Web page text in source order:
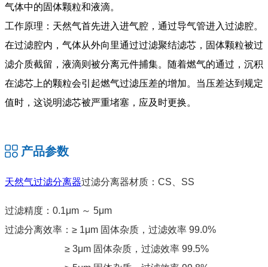
气体中的固体颗粒和液滴。
工作原理：天然气首先进入进气腔，通过导气管进入过滤腔。
在过滤腔内，气体从外向里通过过滤聚结滤芯，固体颗粒被过
滤介质截留，液滴则被分离元件捕集。随着燃气的通过，沉积
在滤芯上的颗粒会引起燃气过滤压差的增加。当压差达到规定
值时，这说明滤芯被严重堵塞，应及时更换。
产品参数
天然气过滤分离器过滤分离器材质：CS、SS
过滤精度：0.1μm ～ 5μm
过滤分离效率：≥ 1μm 固体杂质，过滤效率 99.0%
≥ 3μm 固体杂质，过滤效率 99.5%